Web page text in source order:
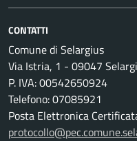
CONTATTI
Comune di Selargius
Via Istria, 1 - 09047
P. IVA: 00542650924
Telefono: 07085921
Posta Elettronica